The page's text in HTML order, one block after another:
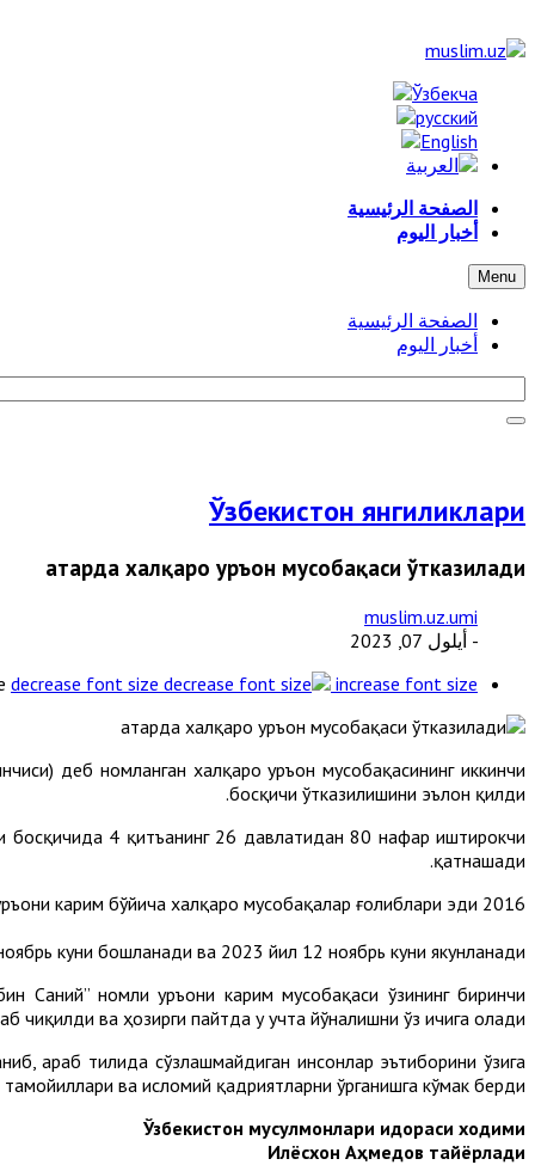
الصفحة الرئيسية
أخبار اليوم
Menu
الصفحة الرئيسية
أخبار اليوم
Ўзбекистон янгиликлари
Қатарда халқаро Қуръон мусобақаси ўтказилади
muslim.uz.umi
- أيلول 07, 2023
decrease font size increase font size
деб номланган халқаро Қуръон мусобақасининг иккинчи
босқичи ўтказилишини эълон қилди.
босқичида 4 қитъанинг 26 давлатидан 80 нафар иштирокчи
қатнашади.
2016 йилда биринчи босқичи ўтказилган ушбу танлов иштирокчилари бошқа мамлакатларда ўтказилган Қуръони карим бўйича халқаро мусобақалар ғолиблари эди.
куни бошланади ва 2023 йил 12 ноябрь куни якунланади.
номли Қуръони карим мусобақаси ўзининг биринчи
ва ҳозирги пайтда у учта йўналишни ўз ичига олади.
араб тилида сўзлашмайдиган инсонлар эътиборини ўзига
ва исломий қадриятларни ўрганишга кўмак берди.
Ўзбекистон мусулмонлари идораси ходими
Илёсхон Аҳмедов тайёрлади